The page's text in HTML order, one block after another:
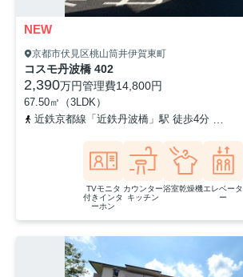
NEW
京都市伏見区桃山筒井伊賀東町
コスモ丹波橋 402
2,390万円管理費14,800円
67.50㎡（3LDK）
近鉄京都線「近鉄丹波橋」駅 徒歩4分
TVモニタ
付きインタ
ーホン
カウンター
キッチン
浴室乾燥機エレベータ
ー